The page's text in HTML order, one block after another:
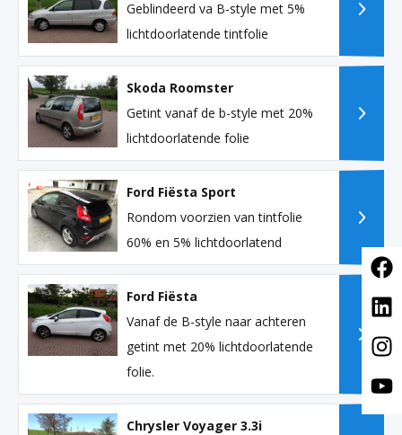
Geblindeerd va B-style met 5%
lichtdoorlatende tintfolie
Skoda Roomster
Getint vanaf de b-style met 20%
lichtdoorlatende folie
Ford Fiësta Sport
Rondom voorzien van tintfolie
60% en 5% lichtdoorlatend
Ford Fiësta
Vanaf de B-style naar achteren
getint met 20% lichtdoorlatende
folie.
Chrysler Voyager 3.3i